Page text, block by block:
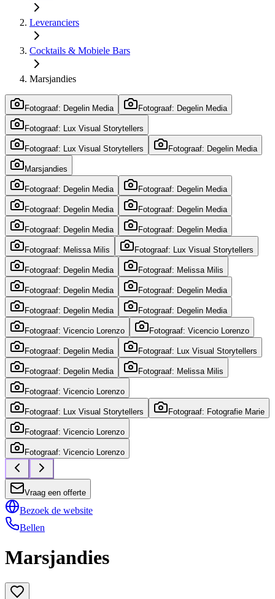
Leveranciers
Cocktails & Mobiele Bars
Marsjandies
Fotograaf: Degelin Media Fotograaf: Degelin Media
Fotograaf: Lux Visual Storytellers
Fotograaf: Lux Visual Storytellers Fotograaf: Degelin Media
Marsjandies
Fotograaf: Degelin Media Fotograaf: Degelin Media
Fotograaf: Degelin Media Fotograaf: Degelin Media
Fotograaf: Degelin Media Fotograaf: Degelin Media
Fotograaf: Melissa Milis Fotograaf: Lux Visual Storytellers
Fotograaf: Degelin Media Fotograaf: Melissa Milis
Fotograaf: Degelin Media Fotograaf: Degelin Media
Fotograaf: Degelin Media Fotograaf: Degelin Media
Fotograaf: Vicencio Lorenzo Fotograaf: Vicencio Lorenzo
Fotograaf: Degelin Media Fotograaf: Lux Visual Storytellers
Fotograaf: Degelin Media Fotograaf: Melissa Milis
Fotograaf: Vicencio Lorenzo
Fotograaf: Lux Visual Storytellers Fotograaf: Fotografie Marie
Fotograaf: Vicencio Lorenzo
Fotograaf: Vicencio Lorenzo
Vraag een offerte
Bezoek de website
Bellen
Marsjandies